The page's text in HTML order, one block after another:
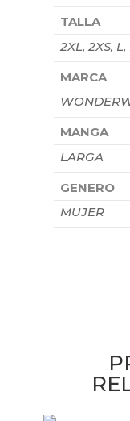
TALLA
2XL, 2XS, L,
MARCA
MANGA
LARGA
GENERO
MUJER